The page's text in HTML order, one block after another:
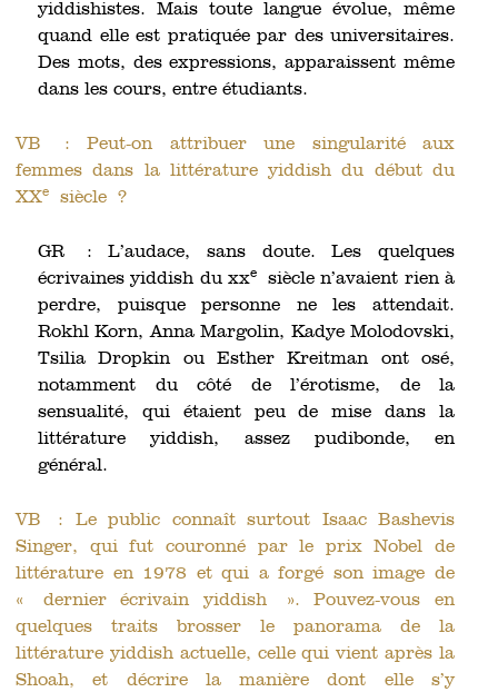
yiddishistes. Mais toute langue évolue, même
quand elle est pratiquée par des universitaires.
Des mots, des expressions, apparaissent même
dans les cours, entre étudiants.
VB : Peut-on attribuer une singularité aux
femmes dans la littérature yiddish du début du
XXe siècle ?
GR : L’audace, sans doute. Les quelques
écrivaines yiddish du xxesiècle n’avaient rien à
perdre, puisque personne ne les attendait.
Rokhl Korn, Anna Margolin, Kadye Molodovski,
Tsilia Dropkin ou Esther Kreitman ont osé,
notamment du côté de l’érotisme, de la
sensualité, qui étaient peu de mise dans la
littérature yiddish, assez pudibonde, en
général.
VB : Le public connaît surtout Isaac Bashevis
Singer, qui fut couronné par le prix Nobel de
littérature en 1978 et qui a forgé son image de
« dernier écrivain yiddish ». Pouvez-vous en
quelques traits brosser le panorama de la
littérature yiddish actuelle, celle qui vient après la
Shoah, et décrire la manière dont elle s’y